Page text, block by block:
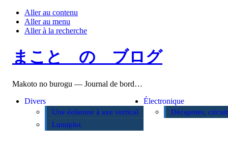
Aller au contenu
Aller au menu
Aller à la recherche
まこと の ブログ
Makoto no burogu — Journal de bord…
Divers
Une éolienne à axe vertical
Lumiplot
Électronique
Décapotes,